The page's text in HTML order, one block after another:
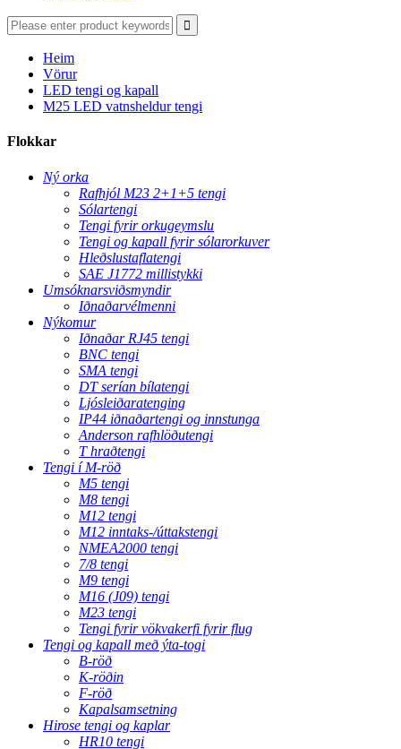
Heim
Vörur
LED tengi og kapall
M25 LED vatnsheldur tengi
Flokkar
Ný orka
Rafhjól M23 2+1+5 tengi
Sólartengi
Tengi fyrir orkugeymslu
Tengi og kapall fyrir sólarorkuver
Hleðslustaflatengi
SAE J1772 millistykki
Umsóknarsviðsmyndir
Iðnaðarvélmenni
Nýkomur
Iðnaðar RJ45 tengi
BNC tengi
SMA tengi
DT serían bílatengi
Ljósleiðaratenging
IP44 iðnaðartengi og innstunga
Anderson rafhlöðutengi
T hraðtengi
Tengi í M-röð
M5 tengi
M8 tengi
M12 tengi
M12 inntaks-/úttakstengi
NMEA2000 tengi
7/8 tengi
M9 tengi
M16 (J09) tengi
M23 tengi
Tengi fyrir vökvakerfi fyrir flug
Tengi og kapall með ýta-togi
B-röð
K-röðin
F-röð
Kapalsamsetning
Hirose tengi og kaplar
HR10 tengi